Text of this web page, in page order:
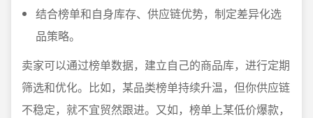
结合榜单和自身库存、供应链优势，制定差异化选
品策略。
卖家可以通过榜单数据，建立自己的商品库，进行定期
筛选和优化。比如，某品类榜单持续升温，但你供应链
不稳定，就不宜贸然跟进。又如，榜单上某低价爆款，